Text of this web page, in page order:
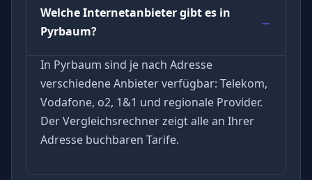
Welche Internetanbieter gibt es in
Pyrbaum?
In Pyrbaum sind je nach Adresse
verschiedene Anbieter verfügbar: Telekom,
Vodafone, o2, 1&1 und regionale Provider.
Der Vergleichsrechner zeigt alle an Ihrer
Adresse buchbaren Tarife.